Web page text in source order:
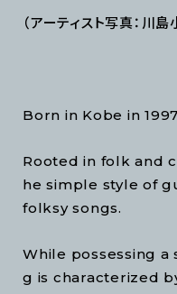
（アーティスト写真：川島
Born in Kobe in
Rooted in folk and
he simple style of
folksy songs.
While possessing
g is characterized